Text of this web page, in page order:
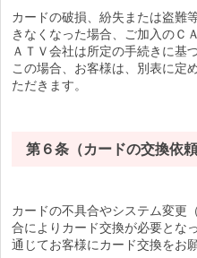
カードの破損、紛失または盗難
きなくなった場合、ご加入のＣ
ＡＴＶ会社は所定の手続きに基
この場合、お客様は、別表に定
ただきます。
第６条（カードの交換依頼
カードの不具合やシステム変更
合によりカード交換が必要とな
通じてお客様にカード交換をお